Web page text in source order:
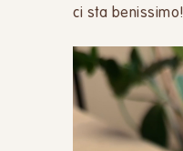
ci sta benissimo!